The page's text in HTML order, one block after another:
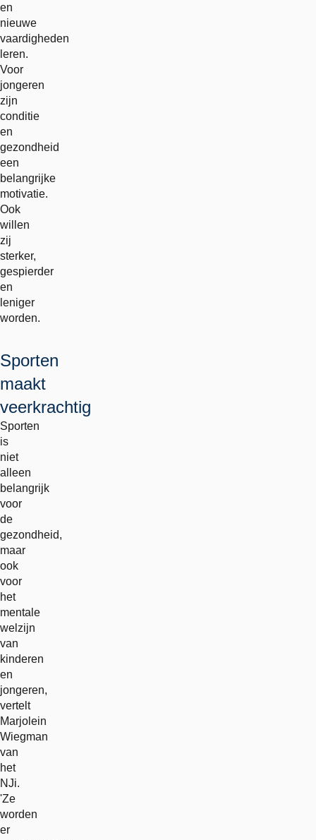
en
nieuwe
vaardigheden
leren.
Voor
jongeren
zijn
conditie
en
gezondheid
een
belangrijke
motivatie.
Ook
willen
zij
sterker,
gespierder
en
leniger
worden.
Sporten
maakt
veerkrachtig
Sporten
is
niet
alleen
belangrijk
voor
de
gezondheid,
maar
ook
voor
het
mentale
welzijn
van
kinderen
en
jongeren,
vertelt
Marjolein
Wiegman
van
het
NJi.
'Ze
worden
er